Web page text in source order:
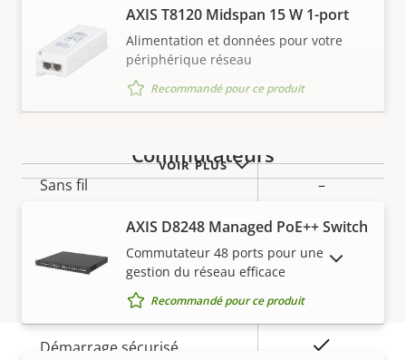
Description
de la
Valeur de
la
propriété
Prise en charge audio Yes
de la
propriété
la
Sans fil –
Sécurité
de la
propriété
Valeur de
la
propriété
Démarrage sécurisé
VOIR PLUS
AXIS T8120 Midspan 15 W 1-port
Alimentation et données pour votre
périphérique réseau
Recommandé pour ce produit
Commutateurs
AXIS D8248 Managed PoE++ Switch
Commutateur 48 ports pour une
gestion du réseau efficace
Recommandé pour ce produit
AFFICHER LES PRODUITS ABANDONNÉS